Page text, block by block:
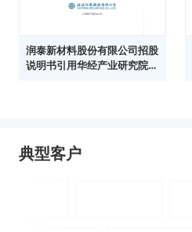
润泰新材料股份有限公司招股
说明书引用华经产业研究院数
典型客户